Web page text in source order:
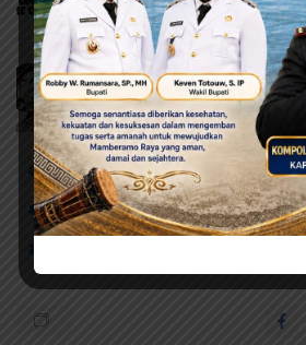
# Calon Bupati
# Distrik
# Kampung Tamar Sari
#
# Yanni